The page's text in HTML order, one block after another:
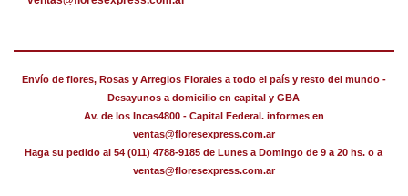
Envío de flores, Rosas y Arreglos Florales a todo el país y resto del mundo -
Desayunos a domicilio en capital y GBA
Av. de los Incas4800 - Capital Federal. informes en
ventas@floresexpress.com.ar
Haga su pedido al 54 (011) 4788-9185 de Lunes a Domingo de 9 a 20 hs. o a
ventas@floresexpress.com.ar